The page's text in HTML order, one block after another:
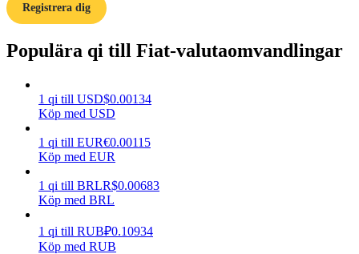
Registrera dig
Populära qi till Fiat-valutaomvandlingar
1 qi till USD$0.00134
Köp med USD
1 qi till EUR€0.00115
Köp med EUR
1 qi till BRLR$0.00683
Köp med BRL
1 qi till RUB₽0.10934
Köp med RUB